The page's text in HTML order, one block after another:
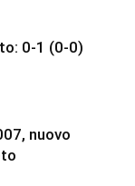
0-1 (0-0)
nuovo